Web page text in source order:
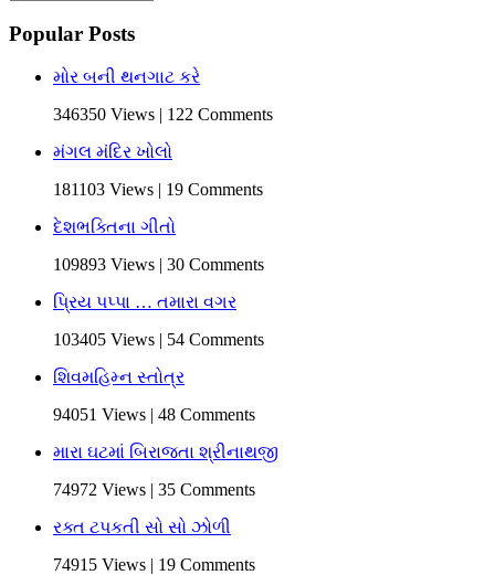
Popular Posts
મોર બની થનગાટ કરે
346350 Views | 122 Comments
મંગલ મંદિર ખોલો
181103 Views | 19 Comments
દેશભક્તિના ગીતો
109893 Views | 30 Comments
પ્રિય પપ્પા … તમારા વગર
103405 Views | 54 Comments
શિવમહિમ્ન સ્તોત્ર
94051 Views | 48 Comments
મારા ઘટમાં બિરાજતા શ્રીનાથજી
74972 Views | 35 Comments
રક્ત ટપકતી સો સો ઝોળી
74915 Views | 19 Comments